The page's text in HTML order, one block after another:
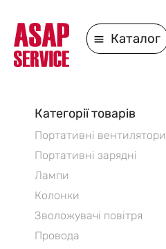
Каталог
Категорії товарів
Портативні вентилятори
Портативні зарядні
Лампи
Колонки
Зволожувачі повітря
Провода